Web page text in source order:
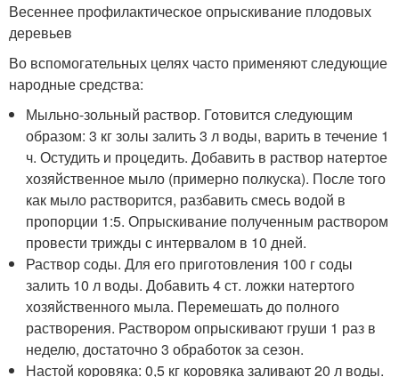
Весеннее профилактическое опрыскивание плодовых
деревьев
Во вспомогательных целях часто применяют следующие
народные средства:
Мыльно-зольный раствор. Готовится следующим
образом: 3 кг золы залить 3 л воды, варить в течение 1
ч. Остудить и процедить. Добавить в раствор натертое
хозяйственное мыло (примерно полкуска). После того
как мыло растворится, разбавить смесь водой в
пропорции 1:5. Опрыскивание полученным раствором
провести трижды с интервалом в 10 дней.
Раствор соды. Для его приготовления 100 г соды
залить 10 л воды. Добавить 4 ст. ложки натертого
хозяйственного мыла. Перемешать до полного
растворения. Раствором опрыскивают груши 1 раз в
неделю, достаточно 3 обработок за сезон.
Настой коровяка: 0,5 кг коровяка заливают 20 л воды.